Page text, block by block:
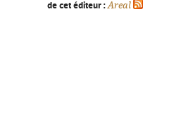
de cet éditeur : Areal